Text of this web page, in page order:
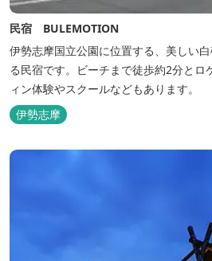
民宿 BULEMOTION
伊勢志摩国立公園に位置する、美しい
る民宿です。ビーチまで徒歩約2分とロ
ィン体験やスクールなどもあります。
伊勢志摩